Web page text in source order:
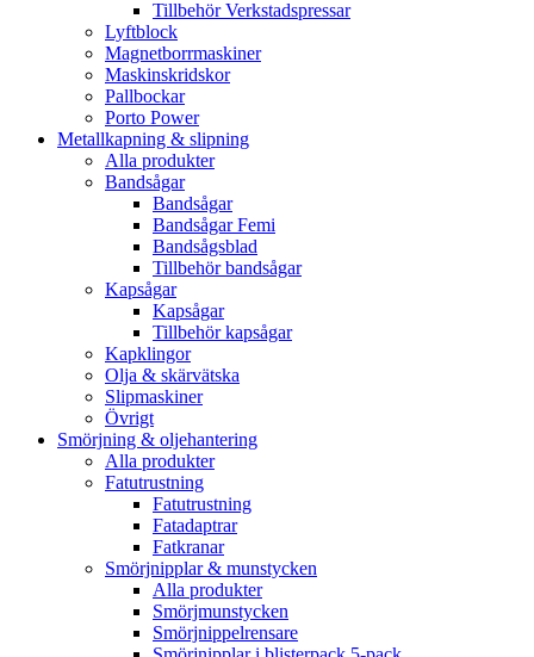
Tillbehör Verkstadspressar
Lyftblock
Magnetborrmaskiner
Maskinskridskor
Pallbockar
Porto Power
Metallkapning & slipning
Alla produkter
Bandsågar
Bandsågar
Bandsågar Femi
Bandsågsblad
Tillbehör bandsågar
Kapsågar
Kapsågar
Tillbehör kapsågar
Kapklingor
Olja & skärvätska
Slipmaskiner
Övrigt
Smörjning & oljehantering
Alla produkter
Fatutrustning
Fatutrustning
Fatadaptrar
Fatkranar
Smörjnipplar & munstycken
Alla produkter
Smörjmunstycken
Smörjnippelrensare